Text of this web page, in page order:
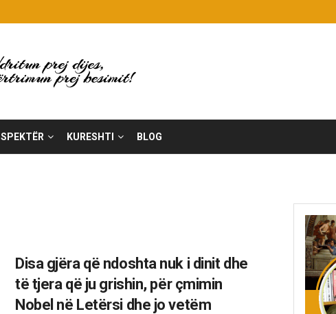
SPEKTËR KURESHTI BLOG
Disa gjëra që ndoshta nuk i dinit dhe
të tjera që ju grishin, për çmimin
Nobel në Letërsi dhe jo vetëm